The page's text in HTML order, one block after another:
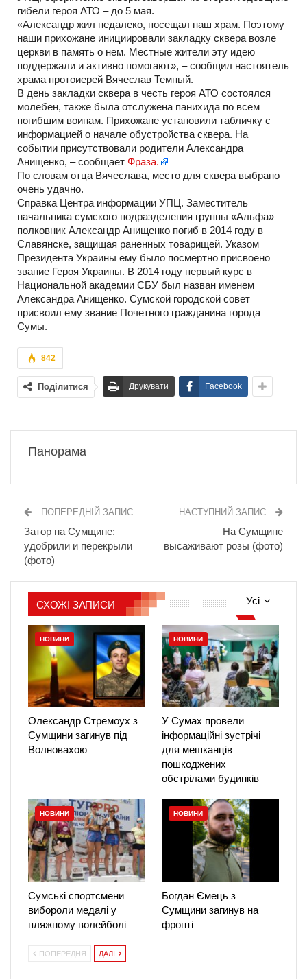
гибели героя АТО – до 5 мая.
«Александр жил недалеко, посещал наш храм. Поэтому
наши прихожане инициировали закладку сквера возле
церкви в память о нем. Местные жители эту идею
поддержали и активно помогают», – сообщил настоятель
храма протоиерей Вячеслав Темный.
В день закладки сквера в честь героя АТО состоялся
молебен, также была отслужена панихида по всем
погибшим воинам. Прихожане установили табличку с
информацией о начале обустройства сквера. На
событии присутствовали родители Александра
Анищенко, – сообщает Фраза.
По словам отца Вячеслава, место для сквера выбрано
очень удачно.
Справка Центра информации УПЦ. Заместитель
начальника сумского подразделения группы «Альфа»
полковник Александр Анищенко погиб в 2014 году в
Славянске, защищая раненных товарищей. Указом
Президента Украины ему было посмертно присвоено
звание Героя Украины. В 2014 году первый курс в
Национальной академии СБУ был назван именем
Александра Анищенко. Сумской городской совет
присвоил ему звание Почетного гражданина города
Сумы.
842
Поділитися Друкувати Facebook
Панорама
ПОПЕРЕДНІЙ ЗАПИС
Затор на Сумщине:
удобрили и перекрыли
(фото)
НАСТУПНИЙ ЗАПИС
На Сумщине
высаживают розы (фото)
Усі
СХОЖІ ЗАПИСИ
НОВИНИ
Олександр Стремоух з
Сумщини загинув під
Волновахою
НОВИНИ
У Сумах провели
інформаційні зустрічі
для мешканців
пошкоджених
обстрілами будинків
НОВИНИ
Сумські спортсмени
вибороли медалі у
пляжному волейболі
НОВИНИ
Богдан Ємець з
Сумщини загинув на
фронті
ПОПЕРЕДНЯ ДАЛІ